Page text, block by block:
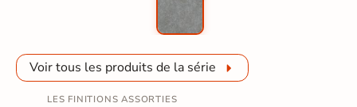
Voir tous les produits de la série
LES FINITIONS ASSORTIES